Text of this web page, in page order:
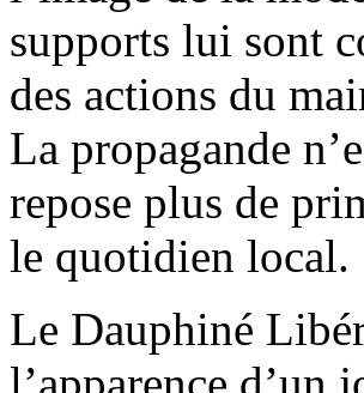
supports lui sont
des actions du
La propagande
repose plus de
le quotidien
Le Dauphiné